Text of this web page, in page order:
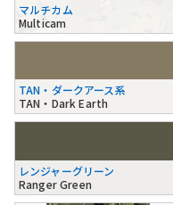
マルチカム
Multicam
TAN・ダークアース系
TAN・Dark Earth
レンジャーグリーン
Ranger Green